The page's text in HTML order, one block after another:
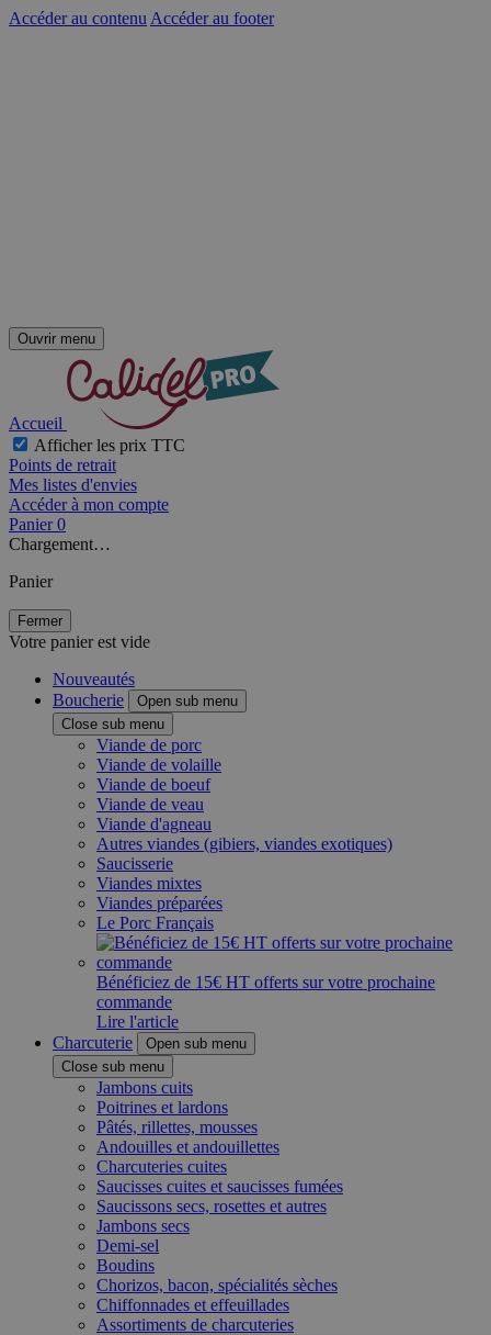
Accéder au contenu Accéder au footer
Ouvrir menu
Accueil
Afficher les prix TTC
Points de retrait
Mes listes d'envies
Accéder à mon compte
Panier 0
Chargement…
Panier
Fermer
Votre panier est vide
Nouveautés
Boucherie
Open sub menu
Close sub menu
Viande de porc
Viande de volaille
Viande de boeuf
Viande de veau
Viande d'agneau
Autres viandes (gibiers, viandes exotiques)
Saucisserie
Viandes mixtes
Viandes préparées
Le Porc Français
Bénéficiez de 15€ HT offerts sur votre prochaine
commande
Lire l'article
Charcuterie
Open sub menu
Close sub menu
Jambons cuits
Poitrines et lardons
Pâtés, rillettes, mousses
Andouilles et andouillettes
Charcuteries cuites
Saucisses cuites et saucisses fumées
Saucissons secs, rosettes et autres
Jambons secs
Demi-sel
Boudins
Chorizos, bacon, spécialités sèches
Chiffonnades et effeuillades
Assortiments de charcuteries